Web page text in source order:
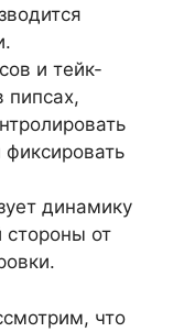
и тейк-
пипсах,
динамику
стороны от
что